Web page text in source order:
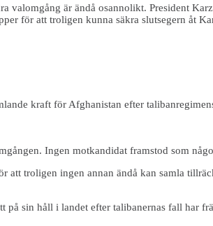
valomgång är ändå osannolikt. President
för att troligen kunna säkra slutsegern åt
kraft för Afghanistan efter
Ingen motkandidat framstod som
troligen ingen annan ändå kan samla
på sin håll i landet efter talibanernas fall